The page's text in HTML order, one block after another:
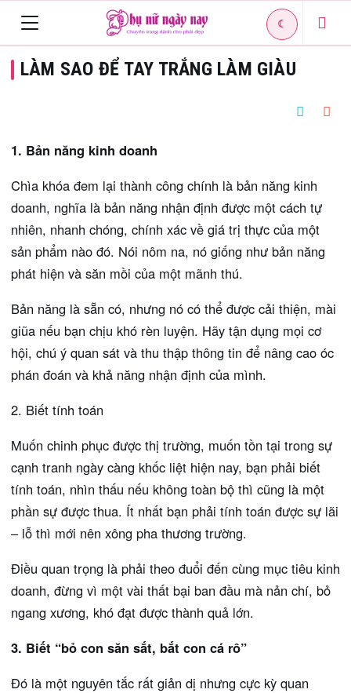
navigation
☾
LÀM SAO ĐỂ TAY TRẮNG LÀM GIÀU
1. Bản năng kinh doanh
Chìa khóa đem lại thành công chính là bản năng kinh
doanh, nghĩa là bản năng nhận định được một cách tự
nhiên, nhanh chóng, chính xác về giá trị thực của một
sản phẩm nào đó. Nói nôm na, nó giống như bản năng
phát hiện và săn mồi của một mãnh thú.
Bản năng là sẵn có, nhưng nó có thể được cải thiện, mài
giũa nếu bạn chịu khó rèn luyện. Hãy tận dụng mọi cơ
hội, chú ý quan sát và thu thập thông tin để nâng cao óc
phán đoán và khả năng nhận định của mình.
2. Biết tính toán
Muốn chinh phục được thị trường, muốn tồn tại trong sự
cạnh tranh ngày càng khốc liệt hiện nay, bạn phải biết
tính toán, nhìn thấu nếu không toàn bộ thì cũng là một
phần sự được thua. Ít nhất bạn phải tính toán được sự lãi
– lỗ thì mới nên xông pha thương trường.
Điều quan trọng là phải theo đuổi đến cùng mục tiêu kinh
doanh, đừng vì một vài thất bại ban đầu mà nản chí, bỏ
ngang xương, khó đạt được thành quả lớn.
3. Biết “bỏ con săn sắt, bắt con cá rô”
Đó là một nguyên tắc rất giản dị nhưng cực kỳ quan